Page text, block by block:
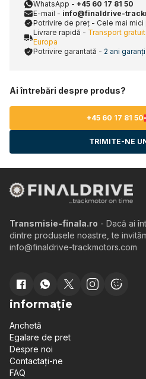
WhatsApp - +45 60 17 81 50
E-mail - info@finaldrive-
Potrivire de preț - Cele mai
Livrare rapidă - Transport
Europa
Potrivire garantată - 2 ani
Ai întrebări despre produs?
+45 60 17 81 50
TRIMITE-NE
Transmisie-finala.ro - Dacă ai
dintre produsele noastre, te
info@finaldrive-trackmotors.com
informație
Anchetă
Egalare de pret
Despre noi
Contactați-ne
FAQ